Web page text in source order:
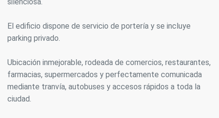
silenciosa.
El edificio dispone de servicio de portería y se incluye
parking privado.
Ubicación inmejorable, rodeada de comercios, restaurantes,
farmacias, supermercados y perfectamente comunicada
mediante tranvía, autobuses y accesos rápidos a toda la
ciudad.